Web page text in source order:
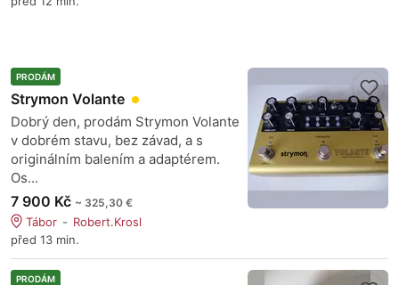
PRODÁM
Strymon Volante
Dobrý den, prodám Strymon Volante
v dobrém stavu, bez závad, a s
originálním balením a adaptérem.
Os...
7 900 Kč ~ 325,30 €
Tábor
Robert.Krosl
před 13 min.
PRODÁM